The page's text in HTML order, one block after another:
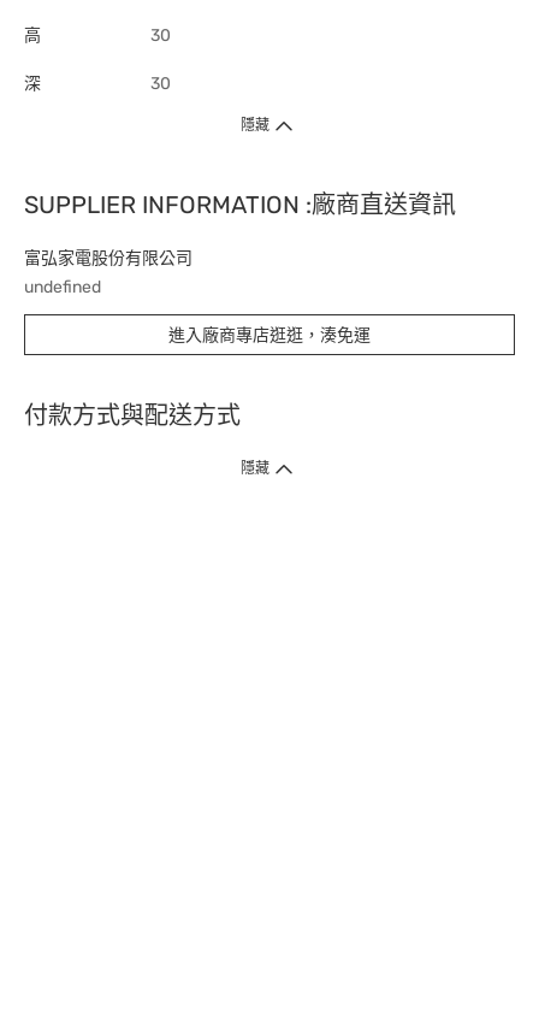
高 30
深 30
隱藏
SUPPLIER INFORMATION :廠商直送資訊
富弘家電股份有限公司
undefined
進入廠商專店逛逛，湊免運
付款方式與配送方式
隱藏